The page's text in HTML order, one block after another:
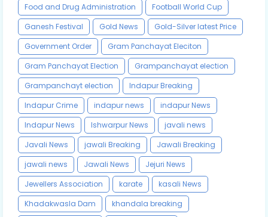
Food and Drug Administration
Football World Cup
Ganesh Festival
Gold News
Gold-Silver latest Price
Government Order
Gram Panchayat Eleciton
Gram Panchayat Election
Grampanchayat election
Grampanchayt election
Indapur Breaking
Indapur Crime
indapur news
indapur News
Indapur News
Ishwarpur News
javali news
Javali News
jawali Breaking
Jawali Breaking
jawali news
Jawali News
Jejuri News
Jewellers Association
karate
kasali News
Khadakwasla Dam
khandala breaking